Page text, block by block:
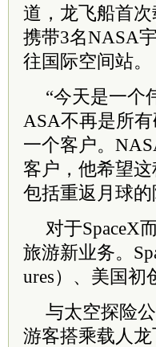
道，龙飞船首
携带3名NASA
往国际空间站。
“今天是一个
ASA不再是所
一个客户。
客户，他希望
包括重返月球的
对于SpaceX
旅游新业务。
ures）、美国初
与太空探险
游客搭乘载人